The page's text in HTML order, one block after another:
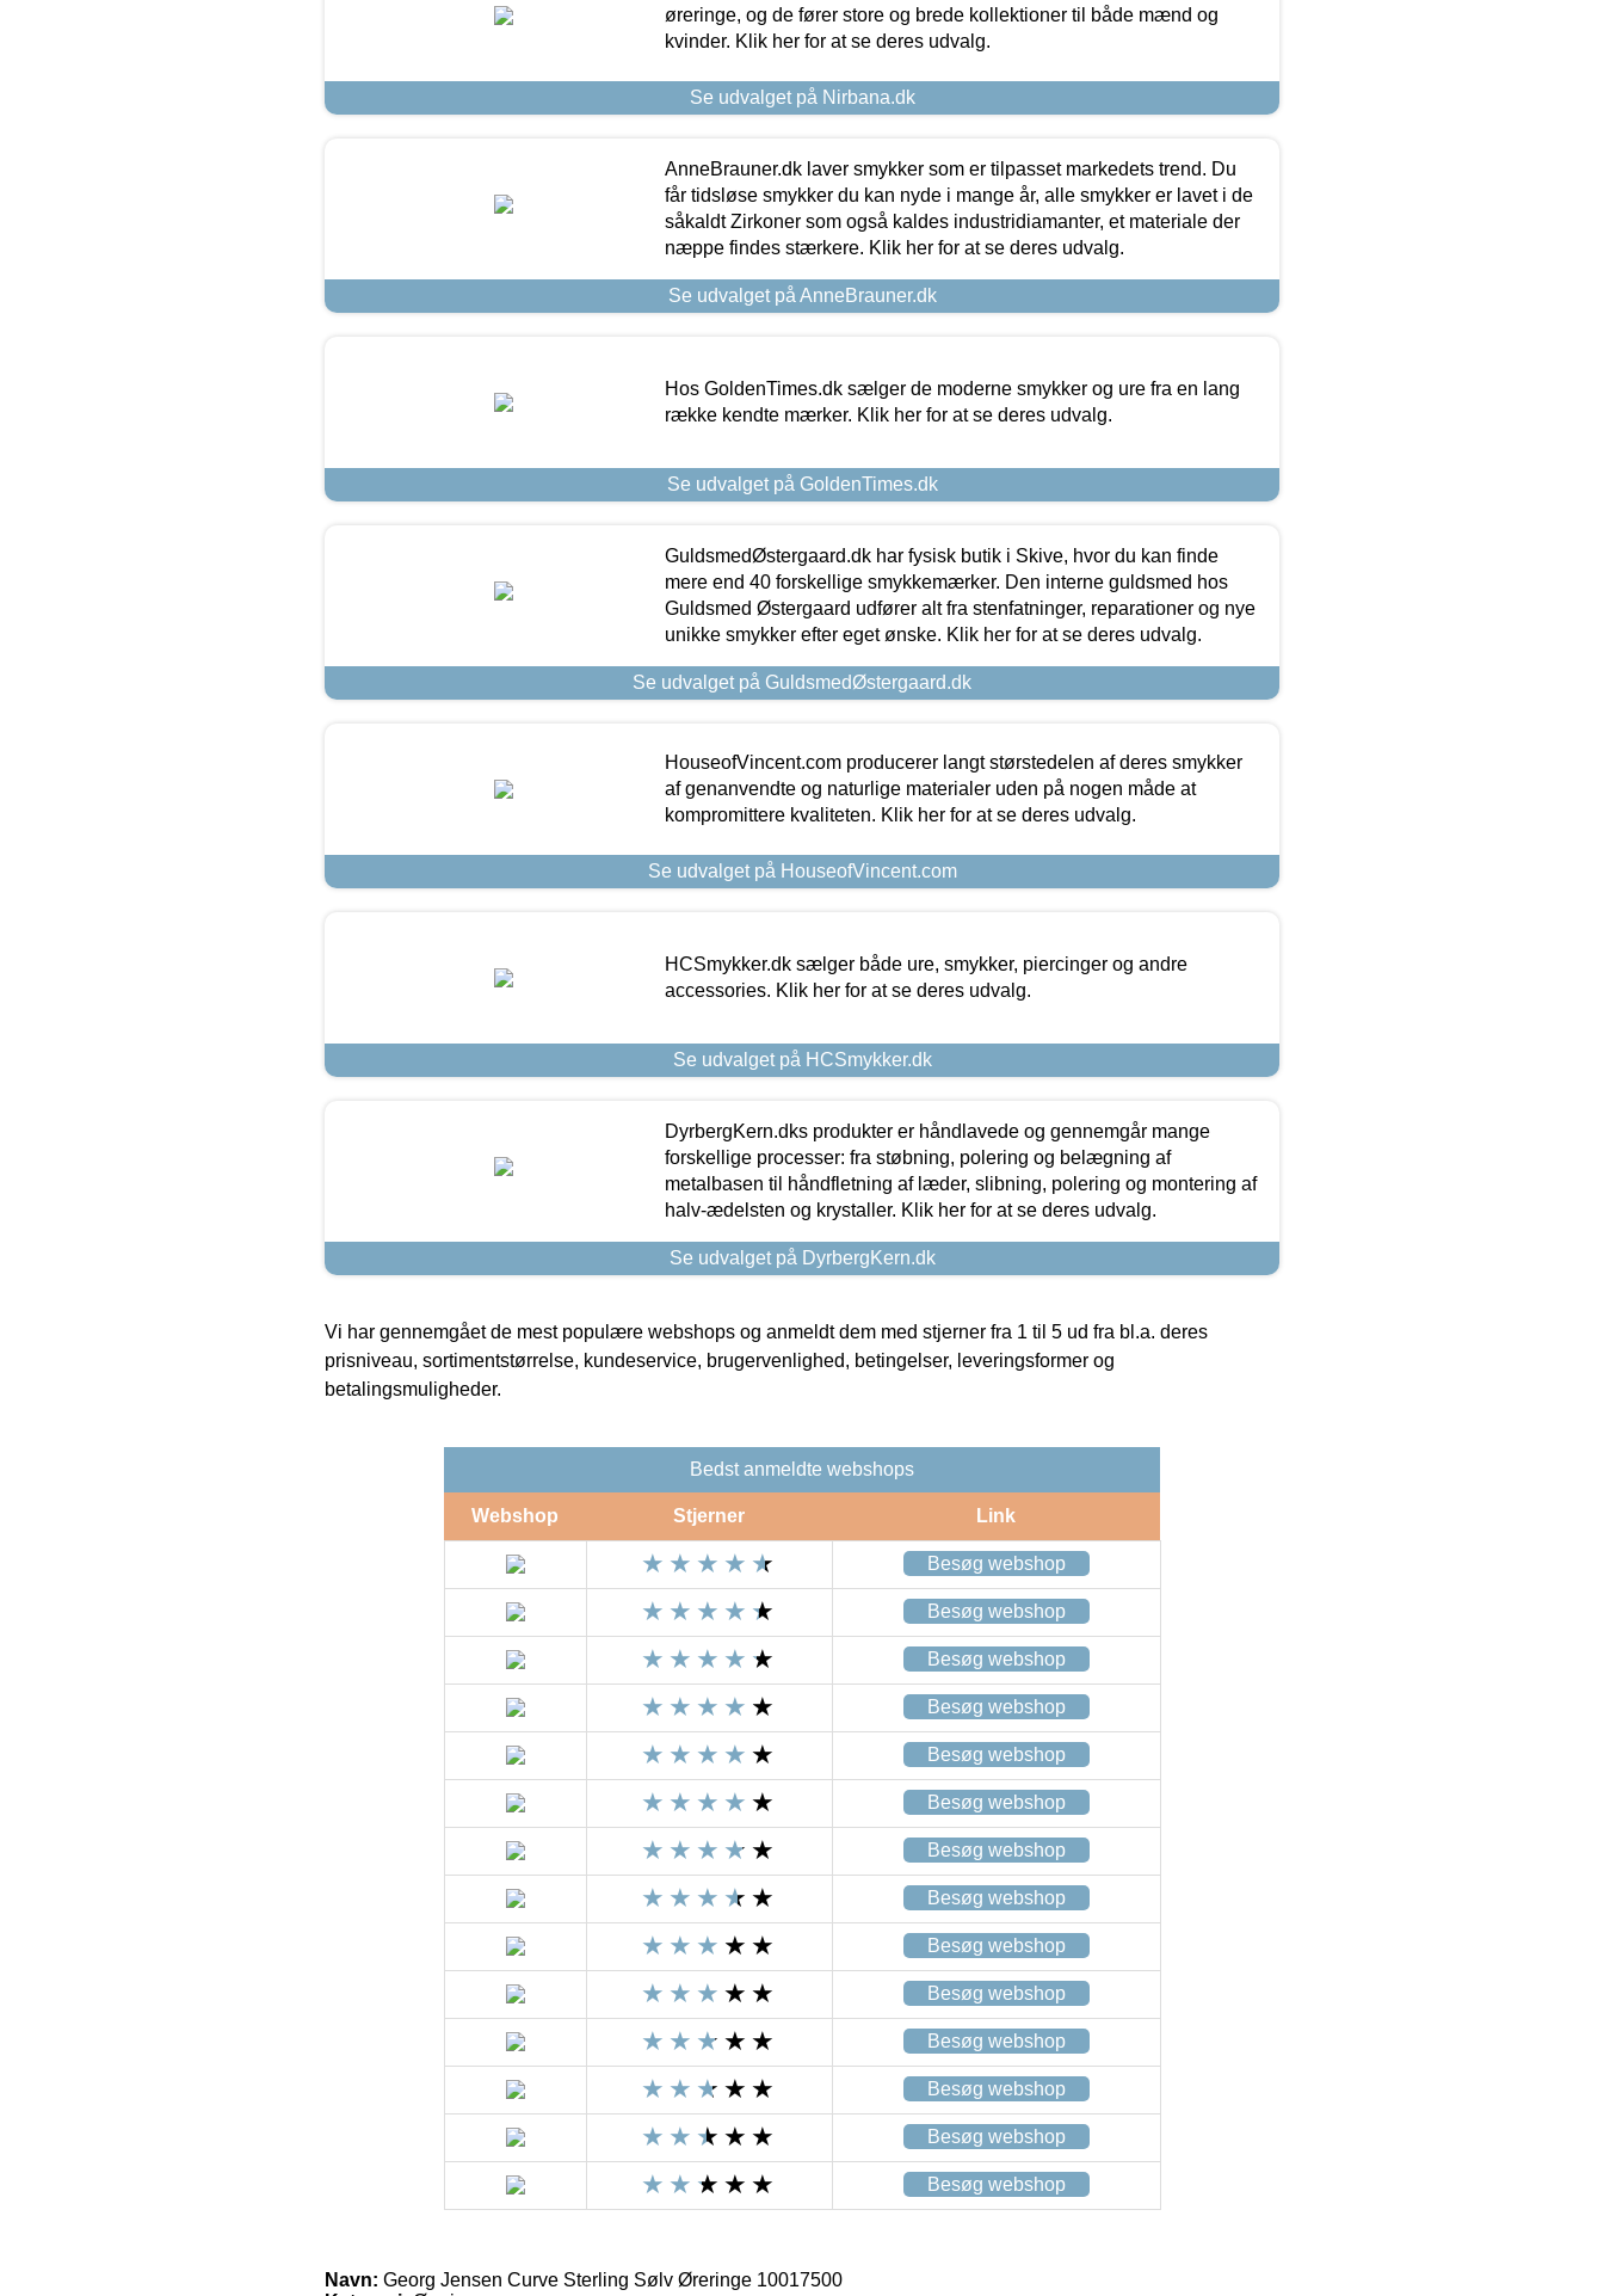
øreringe, og de fører store og brede kollektioner til både mænd og
kvinder. Klik her for at se deres udvalg.
Se udvalget på Nirbana.dk
AnneBrauner.dk laver smykker som er tilpasset markedets trend. Du
får tidsløse smykker du kan nyde i mange år, alle smykker er lavet i de
såkaldt Zirkoner som også kaldes industridiamanter, et materiale der
næppe findes stærkere. Klik her for at se deres udvalg.
Se udvalget på AnneBrauner.dk
Hos GoldenTimes.dk sælger de moderne smykker og ure fra en lang
række kendte mærker. Klik her for at se deres udvalg.
Se udvalget på GoldenTimes.dk
GuldsmedØstergaard.dk har fysisk butik i Skive, hvor du kan finde
mere end 40 forskellige smykkemærker. Den interne guldsmed hos
Guldsmed Østergaard udfører alt fra stenfatninger, reparationer og nye
unikke smykker efter eget ønske. Klik her for at se deres udvalg.
Se udvalget på GuldsmedØstergaard.dk
HouseofVincent.com producerer langt størstedelen af deres smykker
af genanvendte og naturlige materialer uden på nogen måde at
kompromittere kvaliteten. Klik her for at se deres udvalg.
Se udvalget på HouseofVincent.com
HCSmykker.dk sælger både ure, smykker, piercinger og andre
accessories. Klik her for at se deres udvalg.
Se udvalget på HCSmykker.dk
DyrbergKern.dks produkter er håndlavede og gennemgår mange
forskellige processer: fra støbning, polering og belægning af
metalbasen til håndfletning af læder, slibning, polering og montering af
halv-ædelsten og krystaller. Klik her for at se deres udvalg.
Se udvalget på DyrbergKern.dk
Vi har gennemgået de mest populære webshops og anmeldt dem med stjerner fra 1 til 5 ud fra bl.a. deres
prisniveau, sortimentstørrelse, kundeservice, brugervenlighed, betingelser, leveringsformer og
betalingsmuligheder.
Bedst anmeldte webshops
Webshop Stjerner Link
Besøg webshop
Besøg webshop
Besøg webshop
Besøg webshop
Besøg webshop
Besøg webshop
Besøg webshop
Besøg webshop
Besøg webshop
Besøg webshop
Besøg webshop
Besøg webshop
Besøg webshop
Besøg webshop
Navn: Georg Jensen Curve Sterling Sølv Øreringe 10017500